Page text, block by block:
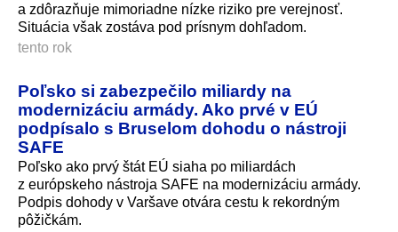
a zdôrazňuje mimoriadne nízke riziko pre verejnosť.
Situácia však zostáva pod prísnym dohľadom.
tento rok
Poľsko si zabezpečilo miliardy na
modernizáciu armády. Ako prvé v EÚ
podpísalo s Bruselom dohodu o nástroji
SAFE
Poľsko ako prvý štát EÚ siaha po miliardách
z európskeho nástroja SAFE na modernizáciu armády.
Podpis dohody v Varšave otvára cestu k rekordným
pôžičkám.